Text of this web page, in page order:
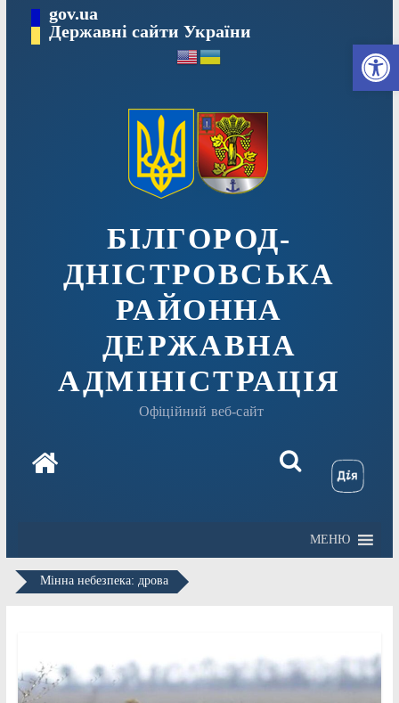
вмісту
gov.ua
Державні сайти України
БІЛГОРОД-
ДНІСТРОВСЬКА
РАЙОННА
ДЕРЖАВНА
АДМІНІСТРАЦІЯ
Офіційний веб-сайт
МЕНЮ
Мінна небезпека: дрова